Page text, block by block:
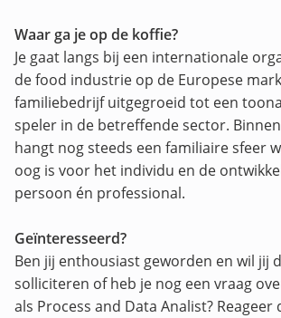
Waar ga je op de koffie?
Je gaat langs bij een internationale
de food industrie op de Europese
familiebedrijf uitgegroeid tot een
speler in de betreffende sector.
hangt nog steeds een familiaire sfeer
oog is voor het individu en de
persoon én professional.
Geïnteresseerd?
Ben jij enthousiast geworden en wil jij
solliciteren of heb je nog een vraag
als Process and Data Analist? Reageer